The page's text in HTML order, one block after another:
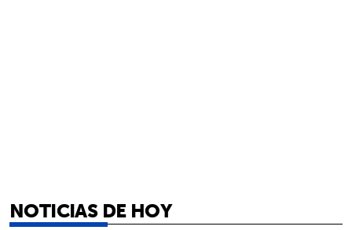
NOTICIAS DE HOY